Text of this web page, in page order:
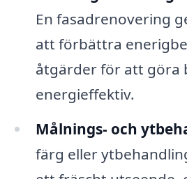
En fasadrenovering
att förbättra
åtgärder för att göra
energieffektiv.
Målnings- och
färg eller